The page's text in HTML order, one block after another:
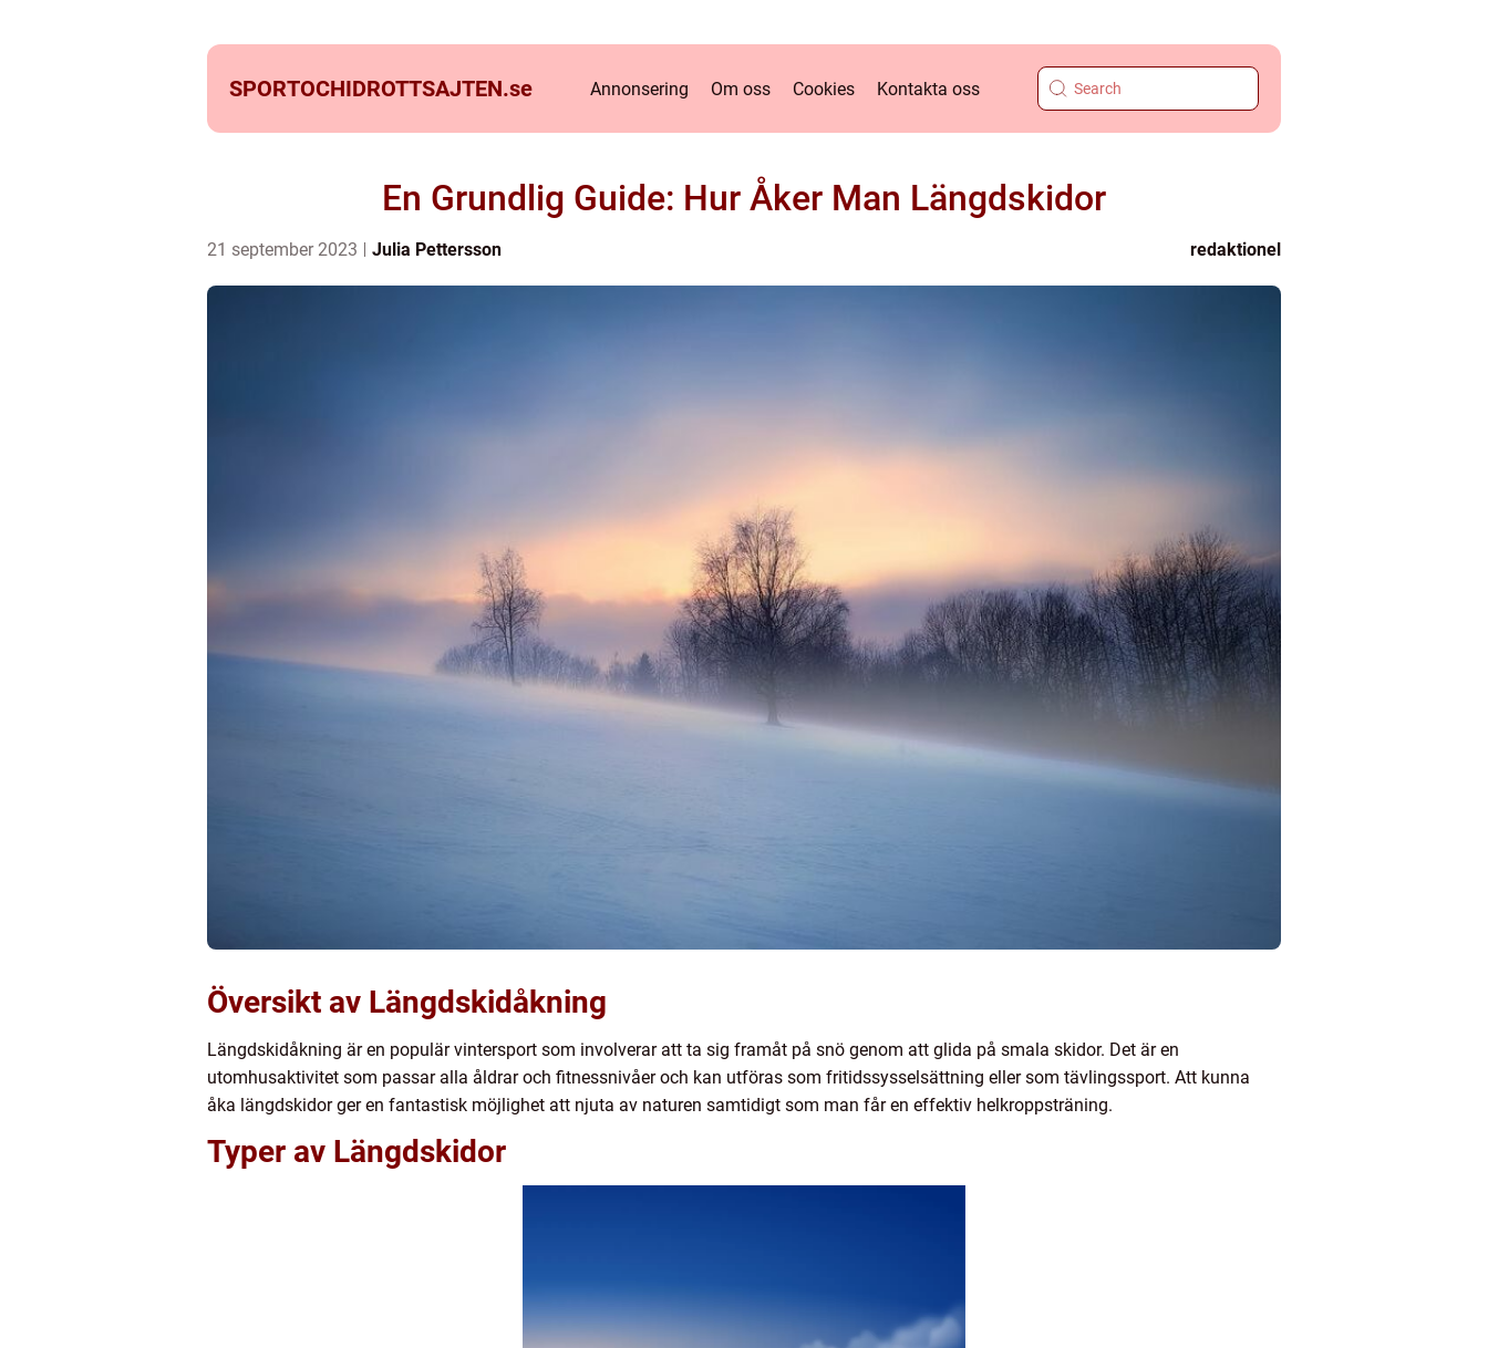
SPORTOCHIDROTTSAJTEN.se Annonsering Om oss Cookies Kontakta oss
En Grundlig Guide: Hur Åker Man Längdskidor
21 september 2023 Julia Pettersson redaktionel
Översikt av Längdskidåkning
Längdskidåkning är en populär vintersport som involverar att ta sig framåt på snö genom att glida på smala skidor. Det är en
utomhusaktivitet som passar alla åldrar och fitnessnivåer och kan utföras som fritidssysselsättning eller som tävlingssport. Att kunna
åka längdskidor ger en fantastisk möjlighet att njuta av naturen samtidigt som man får en effektiv helkroppsträning.
Typer av Längdskidor